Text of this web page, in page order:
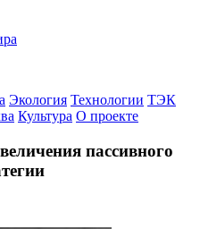
Экология Технологии ТЭК
Культура О проекте
пассивного